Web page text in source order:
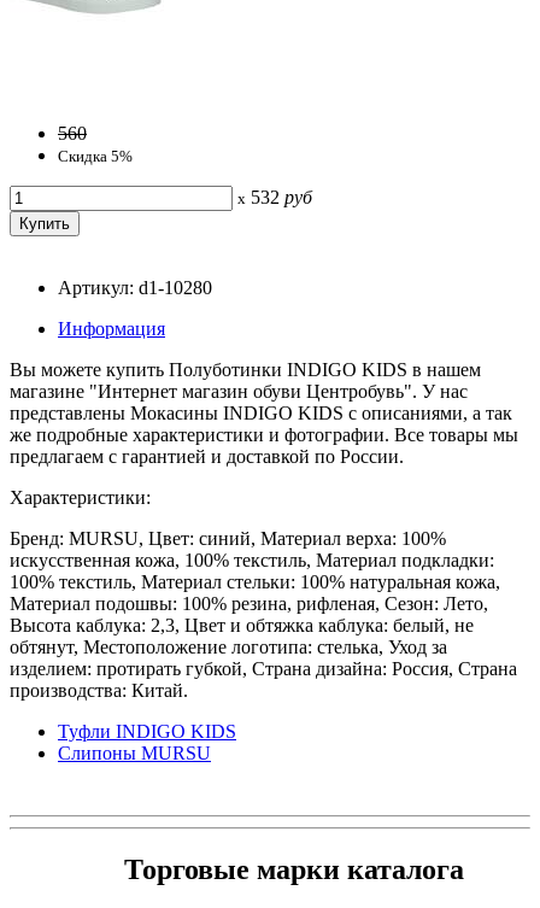
560
Скидка 5%
x 532 руб
Артикул: d1-10280
Информация
Вы можете купить Полуботинки INDIGO KIDS в нашем
магазине "Интернет магазин обуви Центробувь". У нас
представлены Мокасины INDIGO KIDS с описаниями, а так
же подробные характеристики и фотографии. Все товары мы
предлагаем с гарантией и доставкой по России.
Характеристики:
Бренд: MURSU, Цвет: синий, Материал верха: 100%
искусственная кожа, 100% текстиль, Материал подкладки:
100% текстиль, Материал стельки: 100% натуральная кожа,
Материал подошвы: 100% резина, рифленая, Сезон: Лето,
Высота каблука: 2,3, Цвет и обтяжка каблука: белый, не
обтянут, Местоположение логотипа: стелька, Уход за
изделием: протирать губкой, Страна дизайна: Россия, Страна
производства: Китай.
Туфли INDIGO KIDS
Слипоны MURSU
Торговые марки каталога